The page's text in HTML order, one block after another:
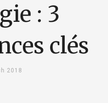
: 3
clés
2018